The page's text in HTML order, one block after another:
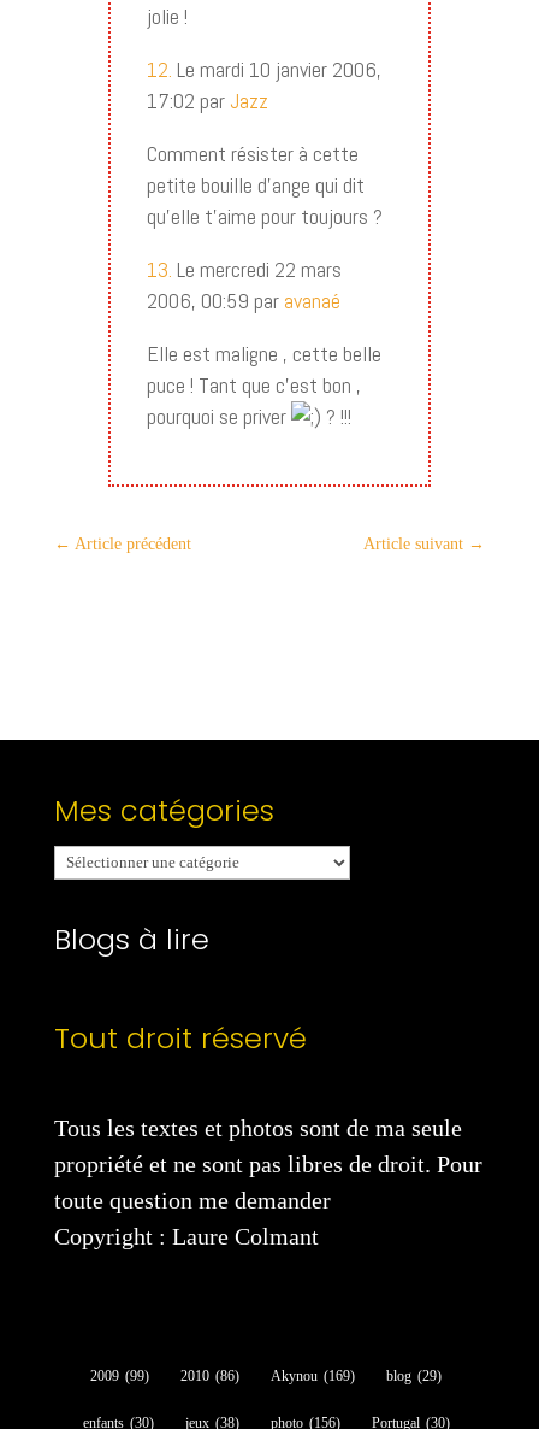
jolie !
12. Le mardi 10 janvier 2006,
17:02 par Jazz
Comment résister à cette
petite bouille d’ange qui dit
qu’elle t’aime pour toujours ?
13. Le mercredi 22 mars
2006, 00:59 par avanaé
Elle est maligne , cette belle
puce ! Tant que c’est bon ,
pourquoi se priver
? !!!
← Article précédent Article suivant →
Mes catégories
Mes
catégories
Blogs à lire
Tout droit réservé
Tous les textes et photos sont de ma seule
propriété et ne sont pas libres de droit. Pour
toute question me demander
Copyright : Laure Colmant
2009 (99) 2010 (86) Akynou (169) blog (29)
enfants (30) jeux (38) photo (156) Portugal (30)